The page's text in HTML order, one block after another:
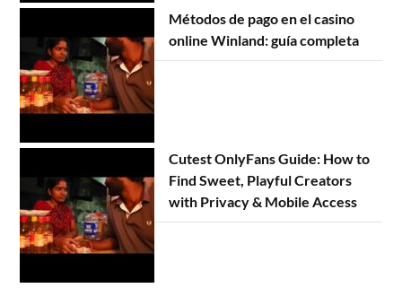
Métodos de pago en el casino
online Winland: guía completa
Cutest OnlyFans Guide: How to
Find Sweet, Playful Creators
with Privacy & Mobile Access